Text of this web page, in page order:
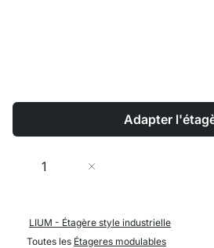
Adapter
Quantité
LIUM - Étagère style industrielle
Toutes les Étageres modulables